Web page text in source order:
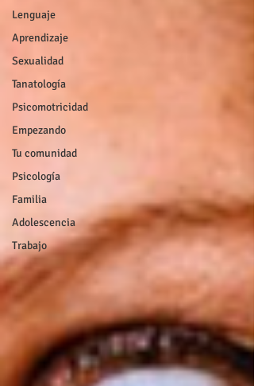
Lenguaje
Aprendizaje
Sexualidad
Tanatología
Psicomotricidad
Empezando
Tu comunidad
Psicología
Familia
Adolescencia
Trabajo